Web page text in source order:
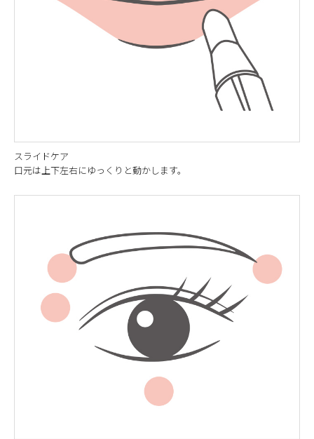
スライドケア
口元は上下左右にゆっくりと動かします。